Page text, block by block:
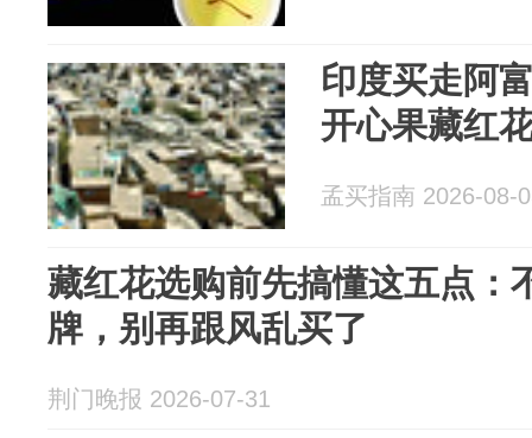
印度买走阿
开心果藏红
孟买指南 2026-08-
藏红花选购前先搞懂这五点：
牌，别再跟风乱买了
荆门晚报 2026-07-31